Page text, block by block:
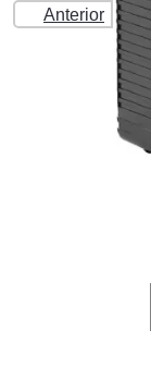
Anterior